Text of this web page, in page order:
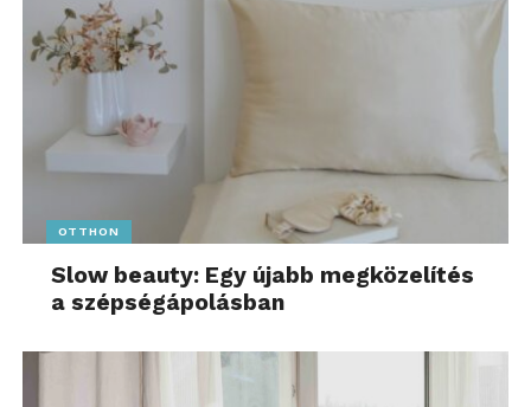
OTTHON
Slow beauty: Egy újabb megközelítés
a szépségápolásban